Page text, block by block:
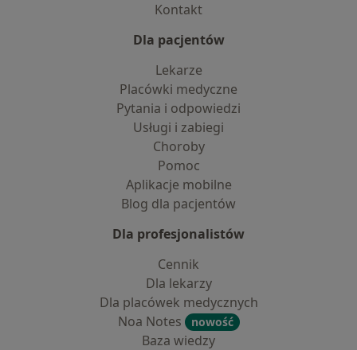
Kontakt
Dla pacjentów
Lekarze
Placówki medyczne
Pytania i odpowiedzi
Usługi i zabiegi
Choroby
Pomoc
Aplikacje mobilne
Blog dla pacjentów
Dla profesjonalistów
Cennik
Dla lekarzy
Dla placówek medycznych
Noa Notes
nowość
Baza wiedzy